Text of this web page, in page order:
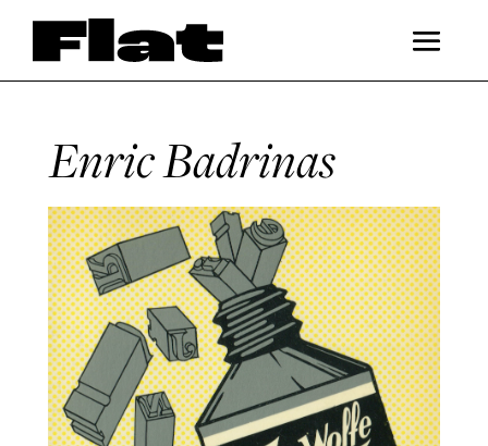
Enric Badrinas